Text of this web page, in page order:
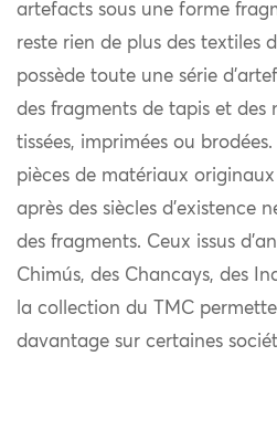
artefacts sous une forme
reste rien de plus des textiles
possède toute une série
des fragments de tapis et des
tissées, imprimées ou
pièces de matériaux originaux
après des siècles d’existence
des fragments. Ceux issus
Chimús, des Chancays, des
la collection du TMC
davantage sur certaines